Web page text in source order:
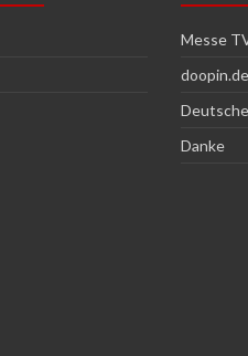
Messe
doopin.de
Danke